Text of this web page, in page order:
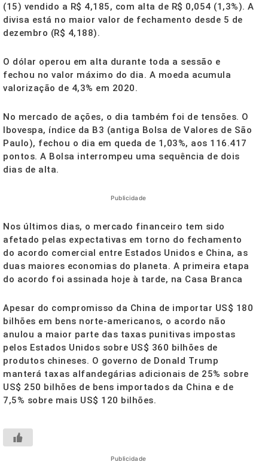
(15) vendido a R$ 4,185, com alta de R$ 0,054 (1,3%). A
divisa está no maior valor de fechamento desde 5 de
dezembro (R$ 4,188).
O dólar operou em alta durante toda a sessão e
fechou no valor máximo do dia. A moeda acumula
valorização de 4,3% em 2020.
No mercado de ações, o dia também foi de tensões. O
Ibovespa, índice da B3 (antiga Bolsa de Valores de São
Paulo), fechou o dia em queda de 1,03%, aos 116.417
pontos. A Bolsa interrompeu uma sequência de dois
dias de alta.
Publicidade
Nos últimos dias, o mercado financeiro tem sido
afetado pelas expectativas em torno do fechamento
do acordo comercial entre Estados Unidos e China, as
duas maiores economias do planeta. A primeira etapa
do acordo foi assinada hoje à tarde, na Casa Branca
Apesar do compromisso da China de importar US$ 180
bilhões em bens norte-americanos, o acordo não
anulou a maior parte das taxas punitivas impostas
pelos Estados Unidos sobre US$ 360 bilhões de
produtos chineses. O governo de Donald Trump
manterá taxas alfandegárias adicionais de 25% sobre
US$ 250 bilhões de bens importados da China e de
7,5% sobre mais US$ 120 bilhões.
Publicidade